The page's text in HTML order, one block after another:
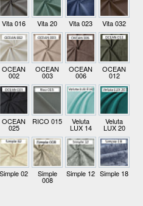
Vita 016 Vita 20 Vita 023 Vita 032
OCEAN
002
OCEAN
003
OCEAN
006
OCEAN
012
OCEAN
025
RICO 015 Veluta
LUX 14
Veluta
LUX 20
Simple 02 Simple
008
Simple 12 Simple 18